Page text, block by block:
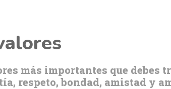
más importantes que debes
respeto, bondad, amistad y